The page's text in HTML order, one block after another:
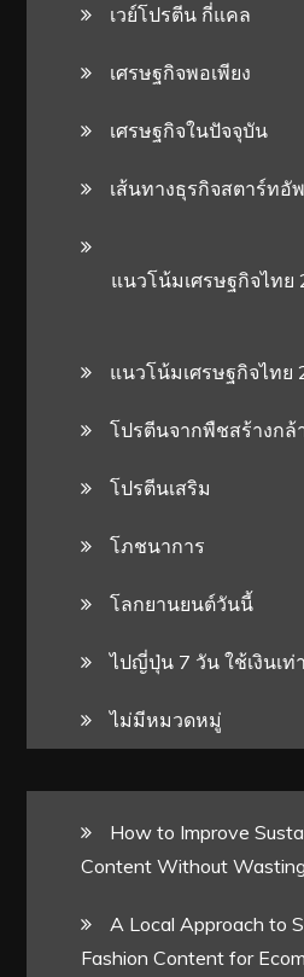
เวย์โปรตีน กี่แคล
เศรษฐกิจพอเพียง
เศรษฐกิจในปัจจุบัน
เส้นทางธุรกิจสตาร์ทอัพ
แนวโน้มเศรษฐกิจไทย
แนวโน้มเศรษฐกิจไท
โปรตีนจากพืชสร้างกล้
โปรตีนเสริม
โภชนาการ
โลกยานยนต์วันนี้
ไปญี่ปุ่น 7 วัน ใช้เงินเท่
ไม่มีหมวดหมู่
How to Improve
Content Without
A Local Approach to
Fashion Content for